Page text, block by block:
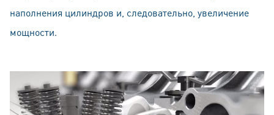
наполнения цилиндров и, следовательно, увеличение
мощности.